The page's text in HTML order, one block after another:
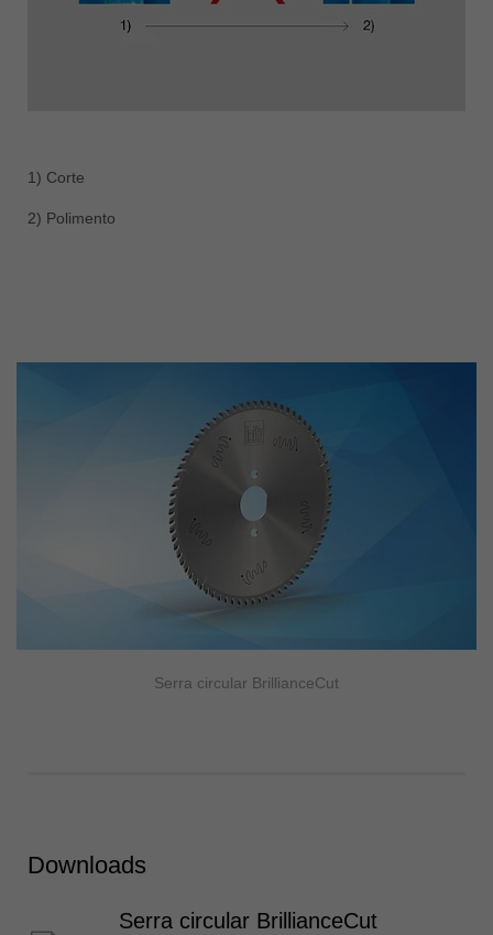
1) Corte
2) Polimento
Serra circular BrillianceCut
Downloads
Serra circular BrillianceCut